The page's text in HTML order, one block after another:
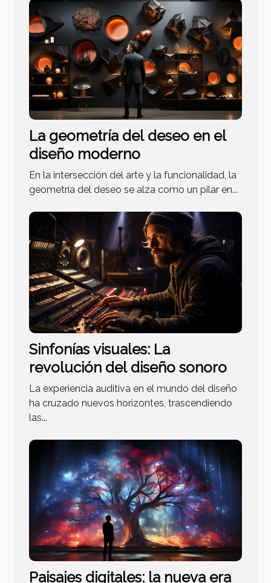
La geometría del deseo en el
diseño moderno
En la intersección del arte y la funcionalidad, la
geometría del deseo se alza como un pilar en...
Sinfonías visuales: La
revolución del diseño sonoro
La experiencia auditiva en el mundo del diseño
ha cruzado nuevos horizontes, trascendiendo
las...
Paisajes digitales: la nueva era